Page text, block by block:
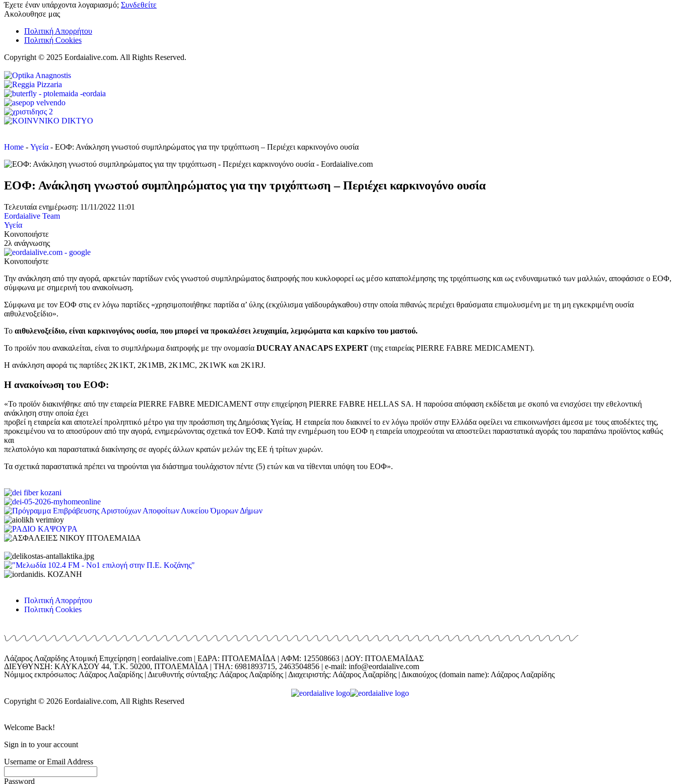
Έχετε έναν υπάρχοντα λογαριασμό; Συνδεθείτε
Ακολουθησε μας
Πολιτική Απορρήτου
Πολιτική Cookies
Copyright © 2025 Eordaialive.com. All Rights Reserved.
Home - Υγεία - ΕΟΦ: Ανάκληση γνωστού συμπληρώματος για την τριχόπτωση – Περιέχει καρκινογόνο ουσία
ΕΟΦ: Ανάκληση γνωστού συμπληρώματος για την τριχόπτωση – Περιέχει καρκινογόνο ουσία
Τελευταία ενημέρωση: 11/11/2022 11:01
Eordaialive Team
Υγεία
Κοινοποιήστε
2λ ανάγνωσης
Κοινοποιήστε
Την ανάκληση από την αγορά, αρκετών παρτίδων ενός γνωστού συμπληρώματος διατροφής που κυκλοφορεί ως μέσο καταπολέμησης της τριχόπτωσης και ως ενδυναμωτικό των μαλλιών, αποφάσισε ο ΕΟΦ,
σύμφωνα με σημερινή του ανακοίνωση.
Σύμφωνα με τον ΕΟΦ στις εν λόγω παρτίδες «χρησιμοποιήθηκε παρτίδα α’ ύλης (εκχύλισμα γαϊδουράγκαθου) στην οποία πιθανώς περιέχει θραύσματα επιμολυσμένη με τη μη εγκεκριμένη ουσία
αιθυλενοξείδιο».
Το αιθυλενοξείδιο, είναι καρκινογόνος ουσία, που μπορεί να προκαλέσει λευχαιμία, λεμφώματα και καρκίνο του μαστού.
Το προϊόν που ανακαλείται, είναι το συμπλήρωμα διατροφής με την ονομασία DUCRAY ANACAPS EXPERT (της εταιρείας PIERRE FABRE MEDICAMENT).
Η ανάκληση αφορά τις παρτίδες 2K1KT, 2K1MB, 2K1MC, 2K1WK και 2K1RJ.
Η ανακοίνωση του ΕΟΦ:
«Το προϊόν διακινήθηκε από την εταιρεία PIERRE FABRE MEDICAMENT στην επιχείρηση PIERRE FABRE HELLAS SA. Η παρούσα απόφαση εκδίδεται με σκοπό να ενισχύσει την εθελοντική
ανάκληση στην οποία έχει
προβεί η εταιρεία και αποτελεί προληπτικό μέτρο για την προάσπιση της Δημόσιας Υγείας. Η εταιρεία που διακινεί το εν λόγω προϊόν στην Ελλάδα οφείλει να επικοινωνήσει άμεσα με τους αποδέκτες της,
προκειμένου να το αποσύρουν από την αγορά, ενημερώνοντας σχετικά τον ΕΟΦ. Κατά την ενημέρωση του ΕΟΦ η εταιρεία υποχρεούται να αποστείλει παραστατικά αγοράς του παραπάνω προϊόντος καθώς
και
πελατολόγιο και παραστατικά διακίνησης σε αγορές άλλων κρατών μελών της ΕΕ ή τρίτων χωρών.
Τα σχετικά παραστατικά πρέπει να τηρούνται για διάστημα τουλάχιστον πέντε (5) ετών και να τίθενται υπόψη του ΕΟΦ».
Πολιτική Απορρήτου
Πολιτική Cookies
Λάζαρος Λαζαρίδης Ατομική Επιχείρηση | eordaialive.com | ΕΔΡΑ: ΠΤΟΛΕΜΑΪΔΑ | ΑΦΜ: 125508663 | ΔΟΥ: ΠΤΟΛΕΜΑΪΔΑΣ
ΔΙΕΥΘΥΝΣΗ: ΚΑΥΚΑΣΟΥ 44, Τ.Κ. 50200, ΠΤΟΛΕΜΑΪΔΑ | ΤΗΛ: 6981893715, 2463504856 | e-mail: info@eordaialive.com
Νόμιμος εκπρόσωπος: Λάζαρος Λαζαρίδης | Διευθυντής σύνταξης: Λάζαρος Λαζαρίδης | Διαχειριστής: Λάζαρος Λαζαρίδης | Δικαιούχος (domain name): Λάζαρος Λαζαρίδης
Copyright © 2026 Eordaialive.com, All Rights Reserved
Welcome Back!
Sign in to your account
Username or Email Address
Password